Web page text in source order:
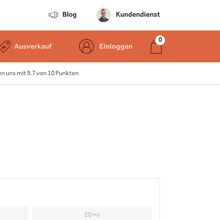
Blog Kundendienst
Ausverkauf Einloggen
uns mit 9.7 von 10 Punkten
20 MG